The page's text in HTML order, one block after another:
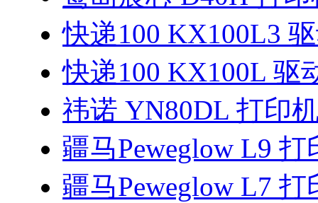
快递100 KX100L3
快递100 KX100L 驱
祎诺 YN80DL 打印
疆马Peweglow L9
疆马Peweglow L7